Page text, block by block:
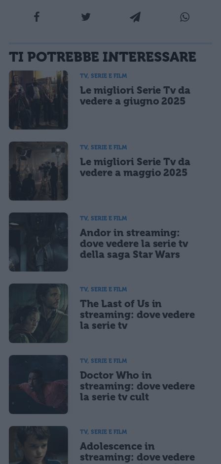
sarà pubblicata. Dichiari di avere preso visione e di accettare quanto previsto dalla
informativa privacy. Pubblicando questo commento dai il consenso affinché un cookie
salvi i tuoi dati (nome, email) per il prossimo commento.
Ho letto e acconsento l'informativasulla privacy
CONFERMA E PUBBLICA
TI POTREBBE INTERESSARE
TV, SERIE E FILM
Le migliori Serie Tv da
vedere a giugno 2025
TV, SERIE E FILM
Le migliori Serie Tv da
vedere a maggio 2025
TV, SERIE E FILM
Andor in streaming:
dove vedere la serie tv
della saga Star Wars
TV, SERIE E FILM
The Last of Us in
streaming: dove vedere
la serie tv
TV, SERIE E FILM
Doctor Who in
streaming: dove vedere
la serie tv cult
TV, SERIE E FILM
Adolescence in
streaming: dove vedere